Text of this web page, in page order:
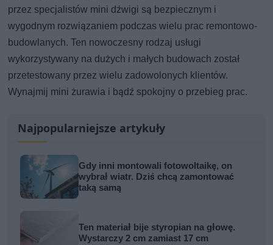
przez specjalistów mini dźwigi są bezpiecznym i
wygodnym rozwiązaniem podczas wielu prac remontowo-
budowlanych. Ten nowoczesny rodzaj usługi
wykorzystywany na dużych i małych budowach został
przetestowany przez wielu zadowolonych klientów.
Wynajmij mini żurawia i bądź spokojny o przebieg prac.
Najpopularniejsze artykuły
Gdy inni montowali fotowoltaikę, on
wybrał wiatr. Dziś chcą zamontować
taką samą
Ten materiał bije styropian na głowę.
Wystarczy 2 cm zamiast 17 cm